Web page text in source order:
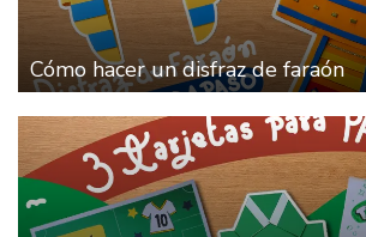
Cómo hacer un disfraz de faraón